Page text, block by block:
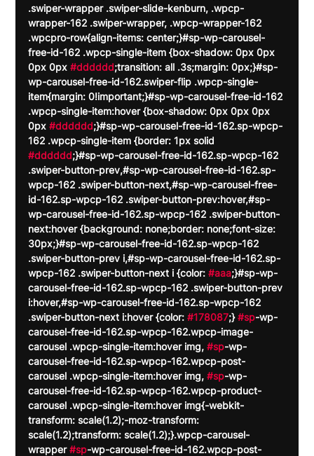
.swiper-wrapper .swiper-slide-kenburn, .wpcp-
wrapper-162 .swiper-wrapper, .wpcp-wrapper-162
.wpcpro-row{align-items: center;}#sp-wp-carousel-
free-id-162 .wpcp-single-item {box-shadow: 0px 0px
0px 0px #dddddd;transition: all .3s;margin: 0px;}#sp-
wp-carousel-free-id-162.swiper-flip .wpcp-single-
item{margin: 0!important;}#sp-wp-carousel-free-id-162
.wpcp-single-item:hover {box-shadow: 0px 0px 0px
0px #dddddd;}#sp-wp-carousel-free-id-162.sp-wpcp-
162 .wpcp-single-item {border: 1px solid
#dddddd;}#sp-wp-carousel-free-id-162.sp-wpcp-162
.swiper-button-prev,#sp-wp-carousel-free-id-162.sp-
wpcp-162 .swiper-button-next,#sp-wp-carousel-free-
id-162.sp-wpcp-162 .swiper-button-prev:hover,#sp-
wp-carousel-free-id-162.sp-wpcp-162 .swiper-button-
next:hover {background: none;border: none;font-size:
30px;}#sp-wp-carousel-free-id-162.sp-wpcp-162
.swiper-button-prev i,#sp-wp-carousel-free-id-162.sp-
wpcp-162 .swiper-button-next i {color: #aaa;}#sp-wp-
carousel-free-id-162.sp-wpcp-162 .swiper-button-prev
i:hover,#sp-wp-carousel-free-id-162.sp-wpcp-162
.swiper-button-next i:hover {color: #178087;} #sp-wp-
carousel-free-id-162.sp-wpcp-162.wpcp-image-
carousel .wpcp-single-item:hover img, #sp-wp-
carousel-free-id-162.sp-wpcp-162.wpcp-post-
carousel .wpcp-single-item:hover img, #sp-wp-
carousel-free-id-162.sp-wpcp-162.wpcp-product-
carousel .wpcp-single-item:hover img{-webkit-
transform: scale(1.2);-moz-transform:
scale(1.2);transform: scale(1.2);}.wpcp-carousel-
wrapper #sp-wp-carousel-free-id-162.wpcp-post-